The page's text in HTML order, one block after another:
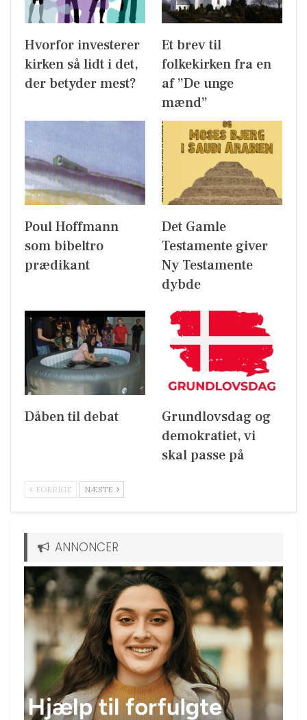
Hvorfor investerer
kirken så lidt i det,
der betyder mest?
Et brev til
folkekirken fra en
af ”De unge
mænd”
Poul Hoffmann
som bibeltro
prædikant
Det Gamle
Testamente giver
Ny Testamente
dybde
Dåben til debat
Grundlovsdag og
demokratiet, vi
skal passe på
FORRIGE NÆSTE
ANNONCER